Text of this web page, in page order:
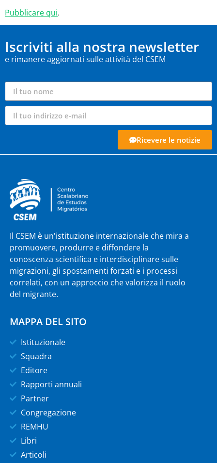
Pubblicare qui.
Iscriviti alla nostra newsletter
e rimanere aggiornati sulle attività del CSEM
Ricevere le notizie
Il CSEM è un'istituzione internazionale che mira a
promuovere, produrre e diffondere la
conoscenza scientifica e interdisciplinare sulle
migrazioni, gli spostamenti forzati e i processi
correlati, con un approccio che valorizza il ruolo
del migrante.
MAPPA DEL SITO
Istituzionale
Squadra
Editore
Rapporti annuali
Partner
Congregazione
REMHU
Libri
Articoli